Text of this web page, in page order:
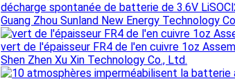
décharge spontanée de batterie de 3.6V
Guang Zhou Sunland New Energy Technology
vert de l'épaisseur FR4 de l'en cuivre 1oz
Shen Zhen Xu Xin Technology Co., Ltd.